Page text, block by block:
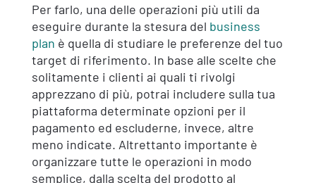
Per farlo, una delle operazioni più utili da
eseguire durante la stesura del business
plan è quella di studiare le preferenze del tuo
target di riferimento. In base alle scelte che
solitamente i clienti ai quali ti rivolgi
apprezzano di più, potrai includere sulla tua
piattaforma determinate opzioni per il
pagamento ed escluderne, invece, altre
meno indicate. Altrettanto importante è
organizzare tutte le operazioni in modo
semplice, dalla scelta del prodotto al